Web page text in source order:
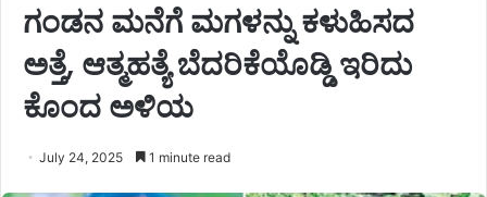
ಗಂಡನ ಮನೆಗೆ ಮಗಳನ್ನು ಕಳುಹಿಸದ
ಅತ್ತೆ, ಆತ್ಮಹತ್ಯೆ ಬೆದರಿಕೆಯೊಡ್ಡಿ ಇರಿದು
ಕೊಂದ ಅಳಿಯ
July 24, 2025 1 minute read